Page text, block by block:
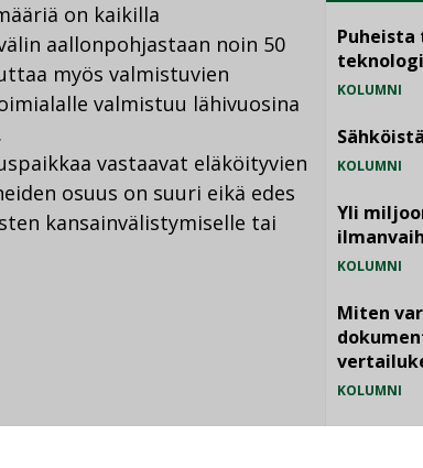
on kaikilla
aallonpohjastaan noin 50
myös valmistuvien
valmistuu lähivuosina
vastaavat eläköityvien
osuus on suuri eikä edes
kansainvälistymiselle tai
Puheista
KOLUMNI
KOLUMNI
Yli
KOLUMNI
Miten
KOLUMNI
Vesi- ja